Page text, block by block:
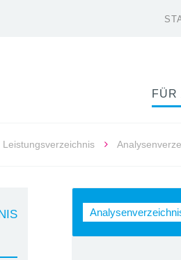
FÜR
Leistungsverzeichnis